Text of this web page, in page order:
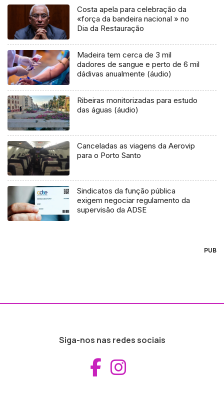
Costa apela para celebração da
«força da bandeira nacional » no
Dia da Restauração
Madeira tem cerca de 3 mil
dadores de sangue e perto de 6 mil
dádivas anualmente (áudio)
Ribeiras monitorizadas para estudo
das águas (áudio)
Canceladas as viagens da Aerovip
para o Porto Santo
Sindicatos da função pública
exigem negociar regulamento da
supervisão da ADSE
PUB
Siga-nos nas redes sociais
Aceder ao